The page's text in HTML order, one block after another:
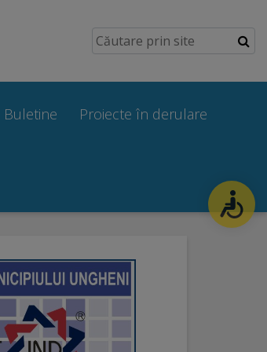
Buletine Proiecte în derulare